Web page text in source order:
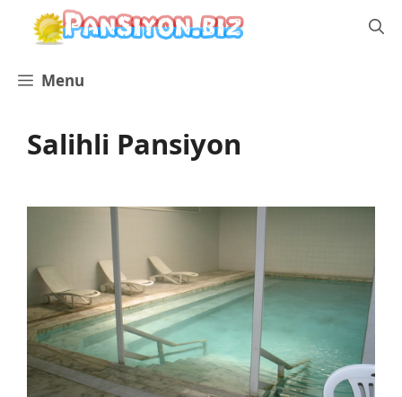
İçeriğe
Menu
Salihli Pansiyon